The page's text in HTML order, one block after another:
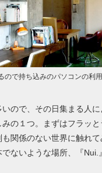
ので持ち込みのパソコンの利
ので、その日集まる人
の１つ。まずはフラッ
関係のない世界に触れて
ないような場所、『Nui.